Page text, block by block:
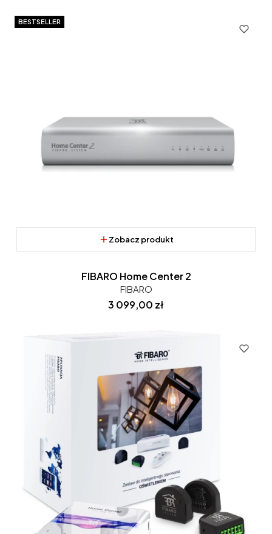
BESTSELLER
Zobacz produkt
FIBARO Home Center 2
FIBARO
Cena
3 099,00 zł